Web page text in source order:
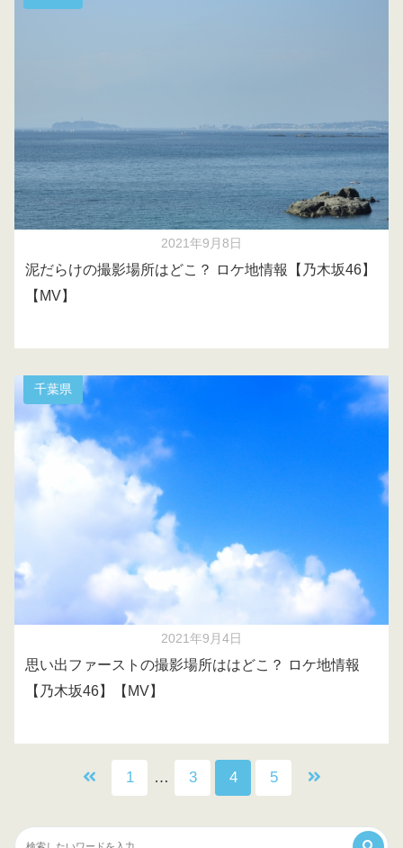
2021年9月8日
泥だらけの撮影場所はどこ？ ロケ地情報【乃木坂46】
【MV】
千葉県
2021年9月4日
思い出ファーストの撮影場所ははどこ？ ロケ地情報
【乃木坂46】【MV】
1 … 3 4 5